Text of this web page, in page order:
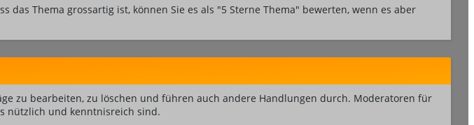
Thema grossartig ist, können Sie es als "5 Sterne Thema" bewerten, wenn es aber
zu bearbeiten, zu löschen und führen auch andere Handlungen durch. Moderatoren für
nützlich und kenntnisreich sind.